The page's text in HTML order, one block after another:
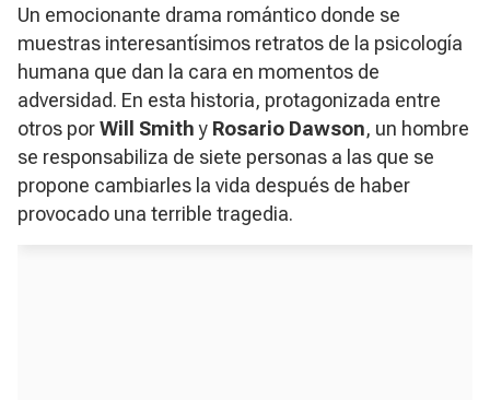
Un emocionante drama romántico donde se
muestras interesantísimos retratos de la psicología
humana que dan la cara en momentos de
adversidad. En esta historia, protagonizada entre
otros porWill Smithy Rosario Dawson, un hombre
se responsabiliza de siete personas a las que se
propone cambiarles la vida después de haber
provocado una terrible tragedia.